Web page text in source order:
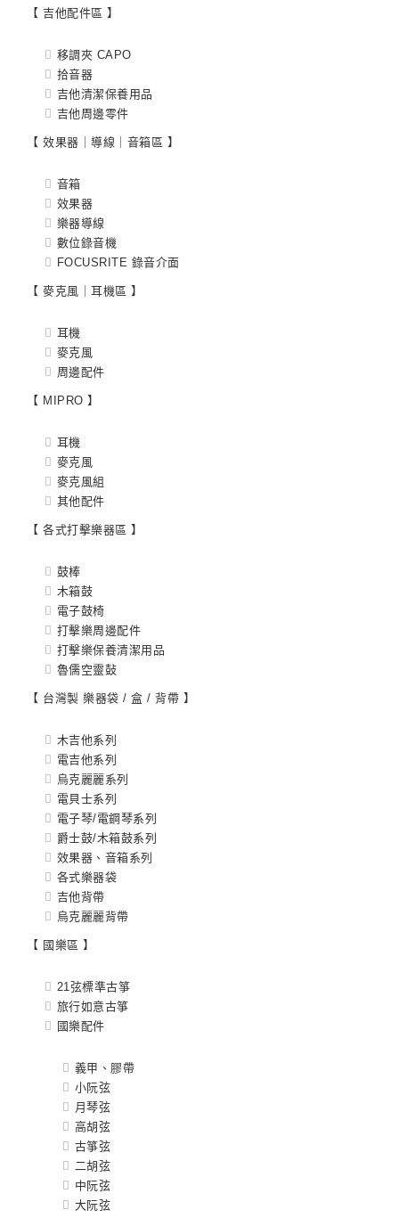
【 吉他配件區 】
移調夾 CAPO
拾音器
吉他清潔保養用品
吉他周邊零件
【 效果器｜導線｜音箱區 】
音箱
效果器
樂器導線
數位錄音機
FOCUSRITE 錄音介面
【 麥克風｜耳機區 】
耳機
麥克風
周邊配件
【 MIPRO 】
耳機
麥克風
麥克風組
其他配件
【 各式打擊樂器區 】
鼓棒
木箱鼓
電子鼓椅
打擊樂周邊配件
打擊樂保養清潔用品
魯儒空靈鼔
【 台灣製 樂器袋 / 盒 / 背帶 】
木吉他系列
電吉他系列
烏克麗麗系列
電貝士系列
電子琴/電鋼琴系列
爵士鼓/木箱鼓系列
效果器、音箱系列
各式樂器袋
吉他背帶
烏克麗麗背帶
【 國樂區 】
21弦標準古箏
旅行如意古箏
國樂配件
義甲、膠帶
小阮弦
月琴弦
高胡弦
古箏弦
二胡弦
中阮弦
大阮弦